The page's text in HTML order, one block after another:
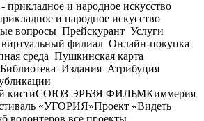
и народное искусство
вопросы Прейскурант Услуги
филиал Онлайн-покупка
среда Пушкинская карта
Библиотека Издания Атрибуция
кистиСОЮЗ ЭРЬЗЯ ФИЛЬМКиммерия
«УГОРИЯ»Проект «Видеть
волонтеров все проекты